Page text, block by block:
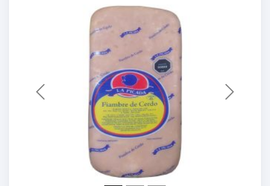
Previous Next